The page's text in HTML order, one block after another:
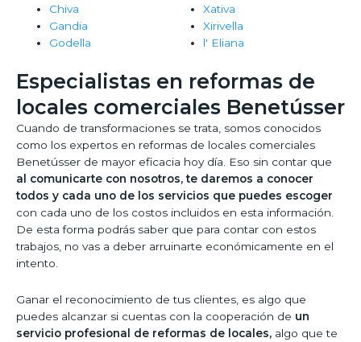
Chiva
Gandia
Godella
Xativa
Xirivella
l' Eliana
Especialistas en reformas de
locales comerciales Benetússer
Cuando de transformaciones se trata, somos conocidos
como los expertos en reformas de locales comerciales
Benetússer de mayor eficacia hoy día. Eso sin contar que
al comunicarte con nosotros, te daremos a conocer
todos y cada uno de los servicios que puedes escoger
con cada uno de los costos incluidos en esta información.
De esta forma podrás saber que para contar con estos
trabajos, no vas a deber arruinarte económicamente en el
intento.
Ganar el reconocimiento de tus clientes, es algo que
puedes alcanzar si cuentas con la cooperación de un
servicio profesional de reformas de locales, algo que te